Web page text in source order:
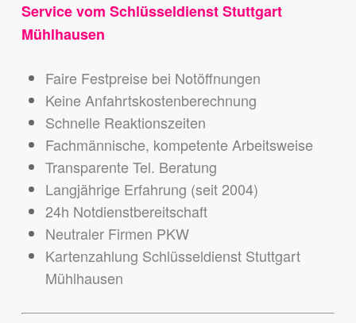
Service vom Schlüsseldienst Stuttgart
Mühlhausen
Faire Festpreise bei Notöffnungen
Keine Anfahrtskostenberechnung
Schnelle Reaktionszeiten
Fachmännische, kompetente Arbeitsweise
Transparente Tel. Beratung
Langjährige Erfahrung (seit 2004)
24h Notdienstbereitschaft
Neutraler Firmen PKW
Kartenzahlung Schlüsseldienst Stuttgart
Mühlhausen